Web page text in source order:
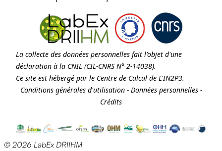
La collecte des données personnelles fait l'objet d'une
déclaration à la CNIL (CIL-CNRS N° 2-14038).
Ce site est hébergé par le Centre de Calcul de L'IN2P3.
Conditions générales d'utilisation- Données personnelles-
Crédits
© 2026 LabEx DRIIHM